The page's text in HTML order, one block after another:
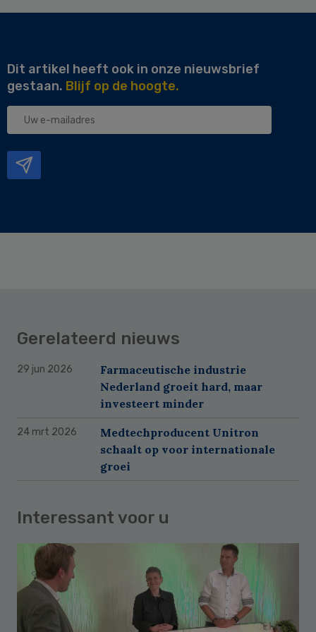
Dit artikel heeft ook in onze nieuwsbrief
gestaan. Blijf op de hoogte.
Uw
Gerelateerd nieuws
29 jun 2026
Farmaceutische industrie
Nederland groeit hard, maar
investeert minder
24 mrt 2026
Medtechproducent Unitron
schaalt op voor internationale
groei
Interessant voor u